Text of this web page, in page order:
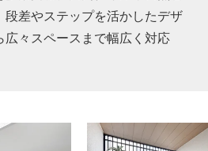
差やステップを活かしたデザ
々スペースまで幅広く対応